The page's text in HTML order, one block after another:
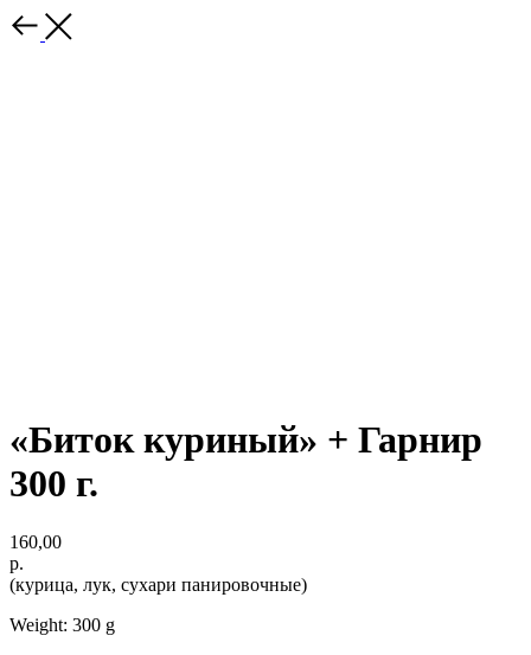
«Биток куриный» + Гарнир
300 г.
160,00
р.
(курица, лук, сухари панировочные)
Weight: 300 g